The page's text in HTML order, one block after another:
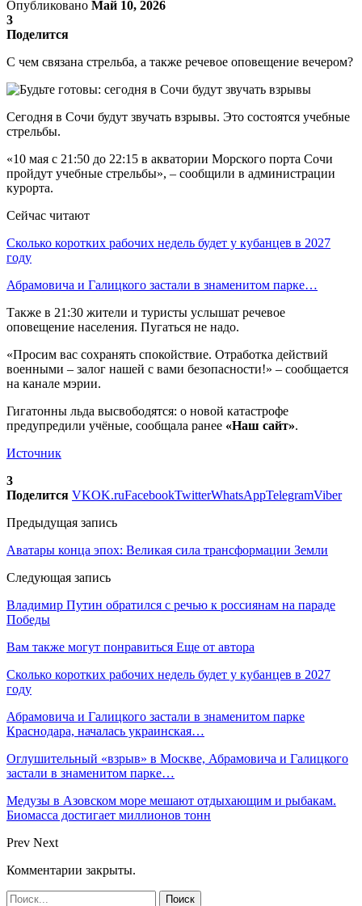
Опубликовано Май 10, 2026
3
Поделится
С чем связана стрельба, а также речевое оповещение вечером?
Сегодня в Сочи будут звучать взрывы. Это состоятся учебные
стрельбы.
«10 мая с 21:50 до 22:15 в акватории Морского порта Сочи
пройдут учебные стрельбы», – сообщили в администрации
курорта.
Сейчас читают
Сколько коротких рабочих недель будет у кубанцев в 2027
году
Абрамовича и Галицкого застали в знаменитом парке…
Также в 21:30 жители и туристы услышат речевое
оповещение населения. Пугаться не надо.
«Просим вас сохранять спокойствие. Отработка действий
военными – залог нашей с вами безопасности!» – сообщается
на канале мэрии.
Гигатонны льда высвободятся: о новой катастрофе
предупредили учёные, сообщала ранее «Наш сайт».
Источник
3
Поделится VKOK.ruFacebookTwitterWhatsAppTelegramViber
Предыдущая запись
Аватары конца эпох: Великая сила трансформации Земли
Следующая запись
Владимир Путин обратился с речью к россиянам на параде
Победы
Вам также могут понравиться Еще от автора
Сколько коротких рабочих недель будет у кубанцев в 2027
году
Абрамовича и Галицкого застали в знаменитом парке
Краснодара, началась украинская…
Оглушительный «взрыв» в Москве, Абрамовича и Галицкого
застали в знаменитом парке…
Медузы в Азовском море мешают отдыхающим и рыбакам.
Биомасса достигает миллионов тонн
Prev Next
Комментарии закрыты.